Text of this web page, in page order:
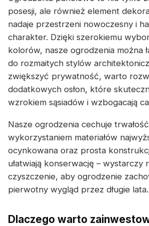
posesji, ale również element
nadaje przestrzeni nowoczesny i
charakter. Dzięki szerokiemu
kolorów, nasze ogrodzenia można
do rozmaitych stylów
zwiększyć prywatność, warto
dodatkowych osłon, które
wzrokiem sąsiadów i wzbogacają
Nasze ogrodzenia cechuje
wykorzystaniem materiałów
ocynkowana oraz prosta
ułatwiają konserwację – wystarczy
czyszczenie, aby ogrodzenie
pierwotny wygląd przez długie lata.
Dlaczego warto